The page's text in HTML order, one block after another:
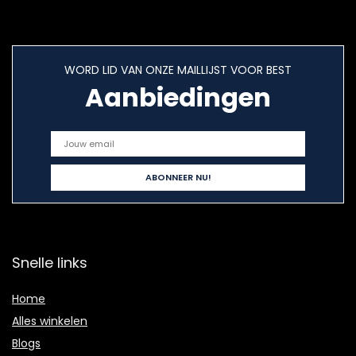
WORD LID VAN ONZE MAILLIJST VOOR BEST
Aanbiedingen
Snelle links
Home
Alles winkelen
Blogs